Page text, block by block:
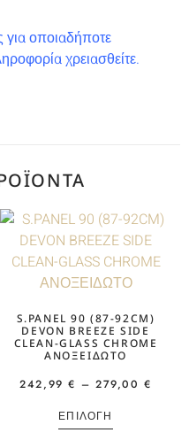
για οποιαδήποτε
χρειασθείτε.
S.PANEL 90 (87-92CM)
DEVON BREEZE SIDE
CLEAN-GLASS CHROME
ΑΝΟΞΕΙΔΩΤΟ
242,99€ – 279,00€
ΕΠΙΛΟΓΉ